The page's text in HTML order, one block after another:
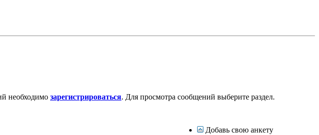
необходимо зарегистрироваться. Для просмотра сообщений выберите раздел.
Добавь свою анкету